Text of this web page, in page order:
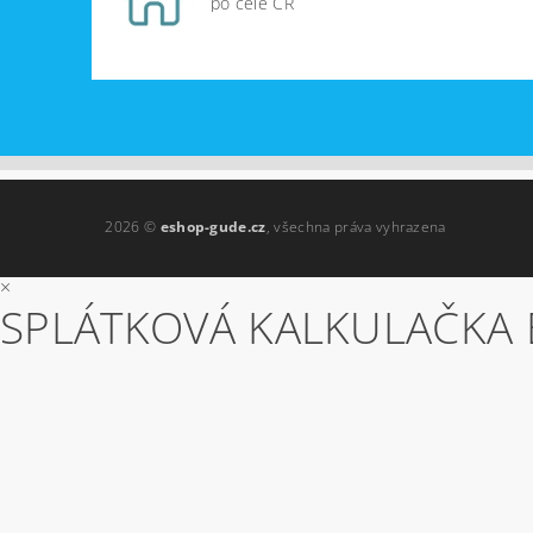
2026 © eshop-gude.cz, všechna práva vyhrazena
×
SPLÁTKOVÁ KALKULAČKA